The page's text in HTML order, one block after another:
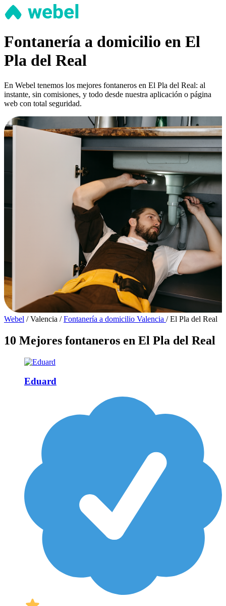
Fontanería a domicilio en El
Pla del Real
En Webel tenemos los mejores fontaneros en El Pla del Real: al
instante, sin comisiones, y todo desde nuestra aplicación o página
web con total seguridad.
Webel / Valencia / Fontanería a domicilio Valencia / El Pla del Real
10 Mejores fontaneros en El Pla del Real
Eduard